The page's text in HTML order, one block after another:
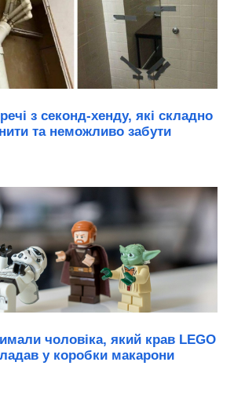
з секонд-хенду, які складно
та неможливо забути
чоловіка, який крав LEGO
у коробки макарони